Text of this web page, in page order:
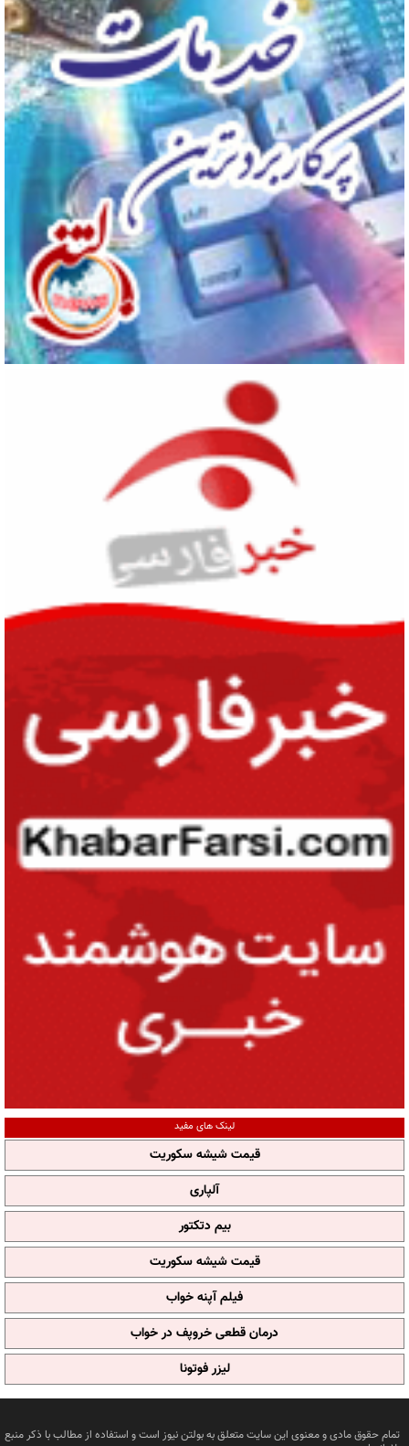
لینک های مفید
قیمت شیشه سکوریت
آلپاری
بیم دتکتور
قیمت شیشه سکوریت
فیلم آپنه خواب
درمان قطعی خروپف در خواب
لیزر فوتونا
تمام حقوق مادی و معنوی این سایت متعلق به بولتن نیوز است و استفاده از مطالب با ذکر منبع